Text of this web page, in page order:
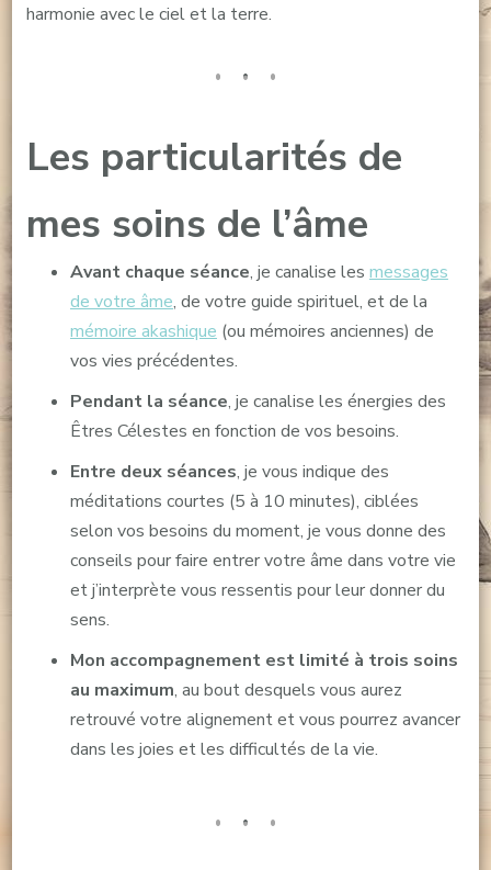
harmonie avec le ciel et la terre.
Les particularités de
mes soins de l’âme
Avant chaque séance, je canalise les messages
de votre âme, de votre guide spirituel, et de la
mémoire akashique (ou mémoires anciennes) de
vos vies précédentes.
Pendant la séance, je canalise les énergies des
Êtres Célestes en fonction de vos besoins.
Entre deux séances, je vous indique des
méditations courtes (5 à 10 minutes), ciblées
selon vos besoins du moment, je vous donne des
conseils pour faire entrer votre âme dans votre vie
et j’interprète vous ressentis pour leur donner du
sens.
Mon accompagnement est limité à trois soins
au maximum, au bout desquels vous aurez
retrouvé votre alignement et vous pourrez avancer
dans les joies et les difficultés de la vie.